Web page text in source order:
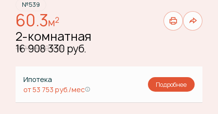
№539
60.3м2
2-комнатная
18 181 000 руб.
16 908 330 руб.
Ипотека
от 53 753 руб./мес
Подробнее